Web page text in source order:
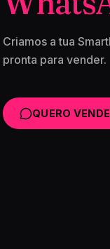
Criamos a tua
pronta para vender.
QUERO